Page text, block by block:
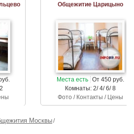
Общежитие Царицыно
Места есть От 450 руб.
Комнаты: 2/ 4/ 6/ 8
Фото / Контакты / Цены
Москвы